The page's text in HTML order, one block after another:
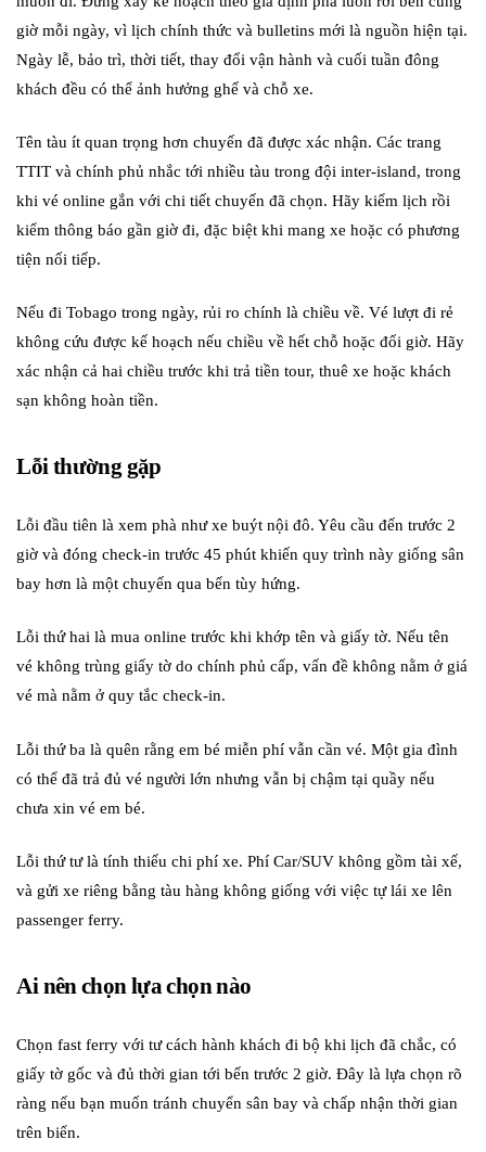
giờ mỗi ngày, vì lịch chính thức và bulletins mới là nguồn hiện tại.
Ngày lễ, bảo trì, thời tiết, thay đổi vận hành và cuối tuần đông
khách đều có thể ảnh hưởng ghế và chỗ xe.
Tên tàu ít quan trọng hơn chuyến đã được xác nhận. Các trang
TTIT và chính phủ nhắc tới nhiều tàu trong đội inter-island, trong
khi vé online gắn với chi tiết chuyến đã chọn. Hãy kiểm lịch rồi
kiểm thông báo gần giờ đi, đặc biệt khi mang xe hoặc có phương
tiện nối tiếp.
Nếu đi Tobago trong ngày, rủi ro chính là chiều về. Vé lượt đi rẻ
không cứu được kế hoạch nếu chiều về hết chỗ hoặc đổi giờ. Hãy
xác nhận cả hai chiều trước khi trả tiền tour, thuê xe hoặc khách
sạn không hoàn tiền.
Lỗi thường gặp
Lỗi đầu tiên là xem phà như xe buýt nội đô. Yêu cầu đến trước 2
giờ và đóng check-in trước 45 phút khiến quy trình này giống sân
bay hơn là một chuyến qua bến tùy hứng.
Lỗi thứ hai là mua online trước khi khớp tên và giấy tờ. Nếu tên
vé không trùng giấy tờ do chính phủ cấp, vấn đề không nằm ở giá
vé mà nằm ở quy tắc check-in.
Lỗi thứ ba là quên rằng em bé miễn phí vẫn cần vé. Một gia đình
có thể đã trả đủ vé người lớn nhưng vẫn bị chậm tại quầy nếu
chưa xin vé em bé.
Lỗi thứ tư là tính thiếu chi phí xe. Phí Car/SUV không gồm tài xế,
và gửi xe riêng bằng tàu hàng không giống với việc tự lái xe lên
passenger ferry.
Ai nên chọn lựa chọn nào
Chọn fast ferry với tư cách hành khách đi bộ khi lịch đã chắc, có
giấy tờ gốc và đủ thời gian tới bến trước 2 giờ. Đây là lựa chọn rõ
ràng nếu bạn muốn tránh chuyển sân bay và chấp nhận thời gian
trên biển.